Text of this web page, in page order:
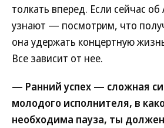
толкать вперед. Если сейчас
узнают — посмотрим, что
она удержать концертную
Все зависит от нее.
— Ранний успех — сложная
молодого исполнителя, в
необходима пауза, ты